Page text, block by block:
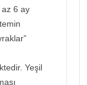
6 ay
Yeşil